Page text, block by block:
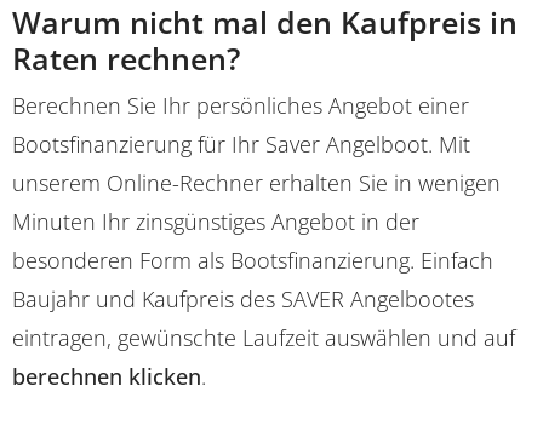
Warum nicht mal den Kaufpreis in
Raten rechnen?
Berechnen Sie Ihr persönliches Angebot einer
Bootsfinanzierung für Ihr Saver Angelboot. Mit
unserem Online-Rechner erhalten Sie in wenigen
Minuten Ihr zinsgünstiges Angebot in der
besonderen Form als Bootsfinanzierung. Einfach
Baujahr und Kaufpreis des SAVER Angelbootes
eintragen, gewünschte Laufzeit auswählen und auf
berechnen klicken.